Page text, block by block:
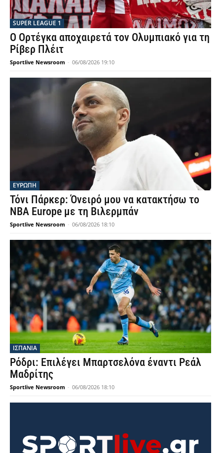
SUPER LEAGUE 1
Ο Ορτέγκα αποχαιρετά τον Ολυμπιακό για τη
Ρίβερ Πλέιτ
Sportlive Newsroom - 06/08/2026 19:10
ΕΥΡΩΠΗ
Τόνι Πάρκερ: Όνειρό μου να κατακτήσω το
NBA Europe με τη Βιλερμπάν
Sportlive Newsroom - 06/08/2026 18:10
ΙΣΠΑΝΙΑ
Ρόδρι: Επιλέγει Μπαρτσελόνα έναντι Ρεάλ
Μαδρίτης
Sportlive Newsroom - 06/08/2026 18:10